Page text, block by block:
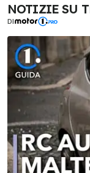
NOTIZIE SU
DI